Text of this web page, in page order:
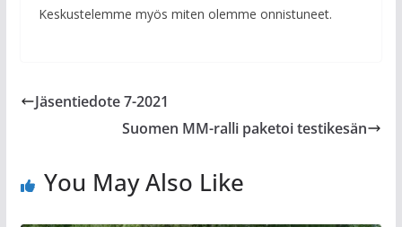
Keskustelemme myös miten olemme onnistuneet.
Jäsentiedote 7-2021
Suomen MM-ralli paketoi testikesän
You May Also Like